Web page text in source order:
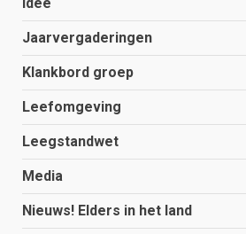
Jaarvergaderingen
Klankbord groep
Leefomgeving
Leegstandwet
Media
Nieuws! Elders in het land